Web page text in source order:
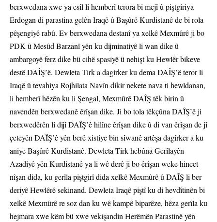
berxwedana xwe ya esîl li hemberî terora bi mejî û piştgiriya
Erdogan di parastina gelên Iraqê û Başûrê Kurdistanê de bi rola
pêşengiyê rabû. Ev berxwedana destanî ya xelkê Mexmûrê ji bo
PDK û Mesûd Barzanî yên ku dijminatiyê li wan dike û
ambargoyê ferz dike bû cihê spasiyê û nehişt ku Hewlêr bikeve
destê DAÎŞ’ê. Dewleta Tirk a dagirker ku dema DAÎŞ’ê teror li
Iraqê û tevahiya Rojhilata Navîn dikir nekete nava ti hewldanan,
li hemberî hêzên ku li Şengal, Mexmûrê DAÎŞ têk birin û
navendên berxwedanê êrîşan dike. Ji bo tola têkçûna DAÎŞ’ê ji
berxwedêrên li dijî DAÎŞ’ê hilîne êrîşan dike û di van êrîşan de jî
çeteyên DAÎŞ’ê yên berê xistiye bin sîwanê artêşa dagirker a ku
aniye Başûrê Kurdistanê. Dewleta Tirk hebûna Gerîlayên
Azadiyê yên Kurdistanê ya li wê derê ji bo êrîşan weke hincet
nîşan dida, ku gerîla piştgirî dida xelkê Mexmûrê û DAÎŞ li ber
deriyê Hewlêrê sekinand. Dewleta Iraqê piştî ku di hevdîtinên bi
xelkê Mexmûrê re soz dan ku wê kampê biparêze, hêza gerîla ku
hejmara xwe kêm bû xwe vekişandin Herêmên Parastinê yên